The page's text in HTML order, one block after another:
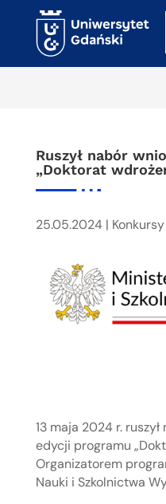
Ruszył nabór
„Doktorat
25.05.2024| Konkursy
13 maja 2024 r.
edycji programu
Organizatorem
Nauki i Szkolnictwa